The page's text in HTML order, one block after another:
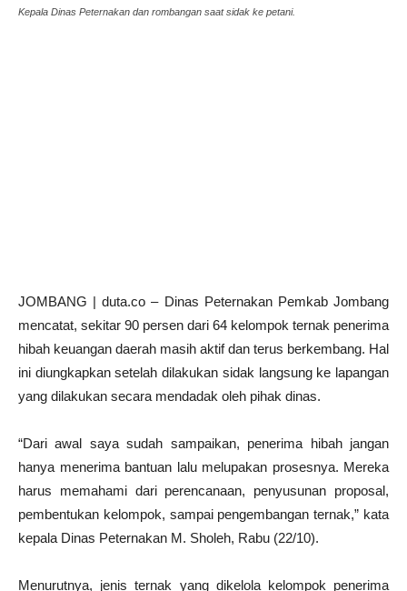
Kepala Dinas Peternakan dan rombangan saat sidak ke petani.
JOMBANG | duta.co – Dinas Peternakan Pemkab Jombang
mencatat, sekitar 90 persen dari 64 kelompok ternak penerima
hibah keuangan daerah masih aktif dan terus berkembang. Hal
ini diungkapkan setelah dilakukan sidak langsung ke lapangan
yang dilakukan secara mendadak oleh pihak dinas.
“Dari awal saya sudah sampaikan, penerima hibah jangan
hanya menerima bantuan lalu melupakan prosesnya. Mereka
harus memahami dari perencanaan, penyusunan proposal,
pembentukan kelompok, sampai pengembangan ternak,” kata
kepala Dinas Peternakan M. Sholeh, Rabu (22/10).
Menurutnya, jenis ternak yang dikelola kelompok penerima